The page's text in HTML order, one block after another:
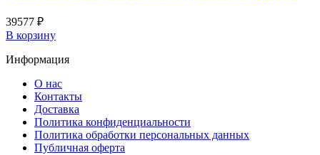
39577 ₽
В корзину
Информация
О нас
Контакты
Доставка
Политика конфиденциальности
Политика обработки персональных данных
Публичная оферта